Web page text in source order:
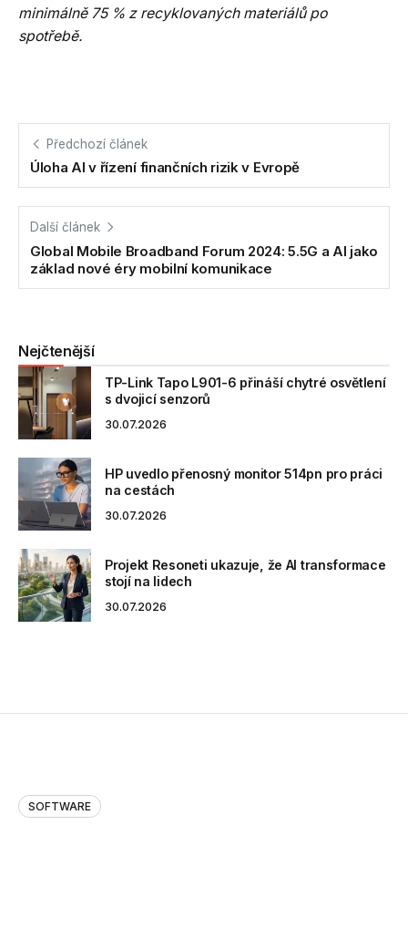
minimálně 75 % z recyklovaných materiálů po
spotřebě.
Předchozí článek
Úloha AI v řízení finančních rizik v Evropě
Další článek
Global Mobile Broadband Forum 2024: 5.5G a AI jako
základ nové éry mobilní komunikace
Nejčtenější
TP-Link Tapo L901-6 přináší chytré osvětlení
s dvojicí senzorů
30.07.2026
HP uvedlo přenosný monitor 514pn pro práci
na cestách
30.07.2026
Projekt Resoneti ukazuje, že AI transformace
stojí na lidech
30.07.2026
SOFTWARE